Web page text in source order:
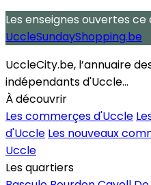
Les enseignes ouvertes ce
UccleSundayShopping.be
UccleCity.be, l’annuaire
indépendants d'Uccle...
À découvrir
Les commerçes d'Uccle
d'Uccle Les nouveaux
Uccle
Les quartiers